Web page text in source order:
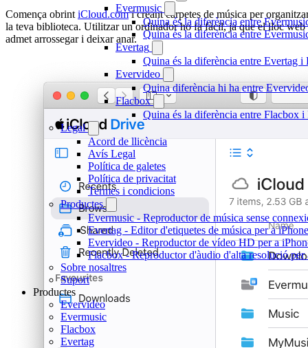
Evermusic
Quina és la diferència entre
Quina és la diferència entre
Evertag
Quina és la diferència entre Evertag i
Evervideo
Quina diferència hi ha entre
Flacbox
Quina és la diferència entre Flacbox
Legal
Acord de llicència
Avís Legal
Política de galetes
Política de privacitat
Termes i condicions
Productes
Evermusic - Reproductor de música sense
Evertag - Editor d'etiquetes de música per a
Evervideo - Reproductor de vídeo HD per a
Flacbox - Reproductor d'àudio d'alta resolució
Sobre nosaltres
Suport
Productes
Evervideo
Evermusic
Flacbox
Evertag
Comença obrint iCloud.comi creant carpetes de música per
la teva biblioteca. Utilitzar un ordinador ho fa fàcil, ja que el lloc web
admet arrossegar i deixar anar.